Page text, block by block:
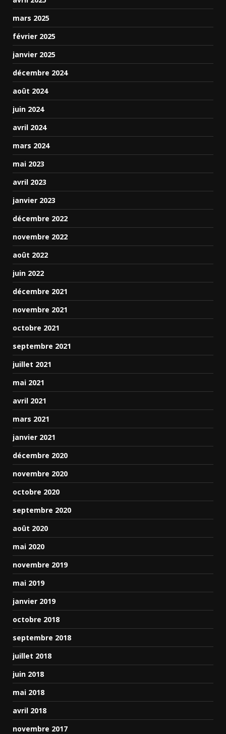
mars 2025
février 2025
janvier 2025
décembre 2024
août 2024
juin 2024
avril 2024
mars 2024
mai 2023
avril 2023
janvier 2023
décembre 2022
novembre 2022
août 2022
juin 2022
décembre 2021
novembre 2021
octobre 2021
septembre 2021
juillet 2021
mai 2021
avril 2021
mars 2021
janvier 2021
décembre 2020
novembre 2020
octobre 2020
septembre 2020
août 2020
mai 2020
novembre 2019
mai 2019
janvier 2019
octobre 2018
septembre 2018
juillet 2018
juin 2018
mai 2018
avril 2018
novembre 2017